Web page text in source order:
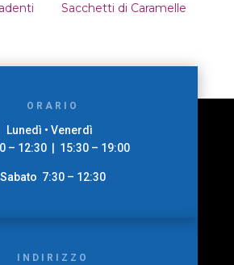
Sacchetti di Caramelle
ORARIO
Lunedì • Venerdì
– 12:30 | 15:30 – 19:00
Sabato 7:30 – 12:30
INDIRIZZO